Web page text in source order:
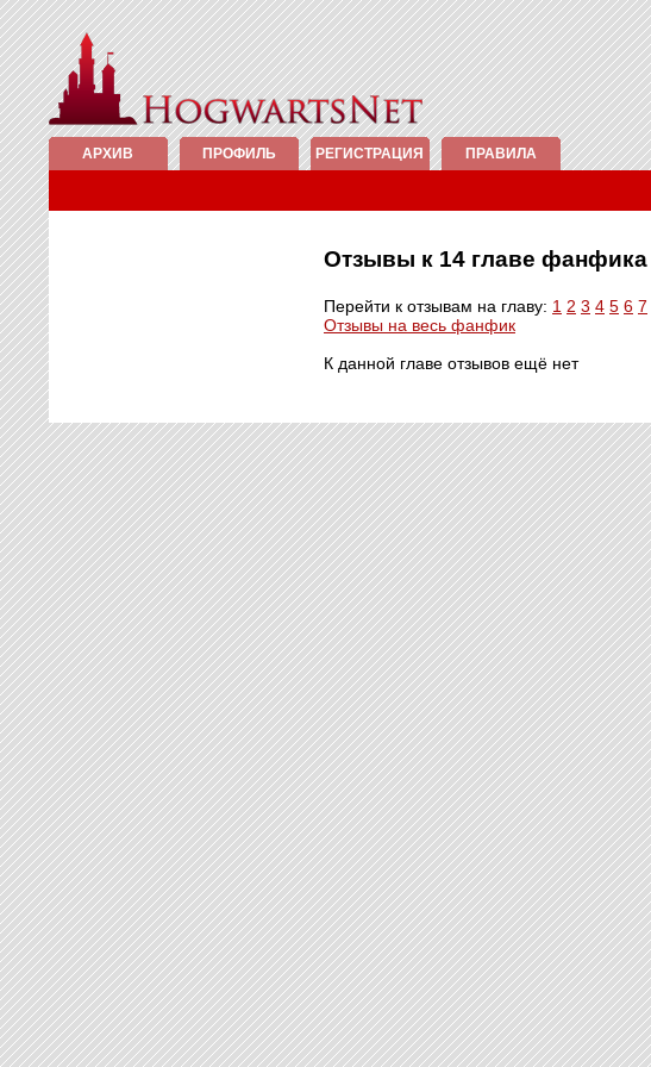
АРХИВ ПРОФИЛЬ РЕГИСТРАЦИЯ ПРАВИЛА
Отзывы к 14 главе фанфика
Перейти к отзывам на главу: 1 2 3 4 5 6 7
Отзывы на весь фанфик
К данной главе отзывов ещё нет